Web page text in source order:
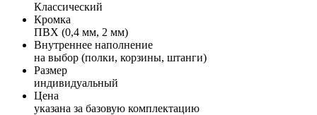
Классический
Кромка
ПВХ (0,4 мм, 2 мм)
Внутреннее наполнение
на выбор (полки, корзины, штанги)
Размер
индивидуальный
Цена
указана за базовую комплектацию